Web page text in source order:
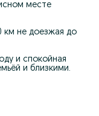
месте
км не доезжая до
и спокойная
и близкими.
5×11 с